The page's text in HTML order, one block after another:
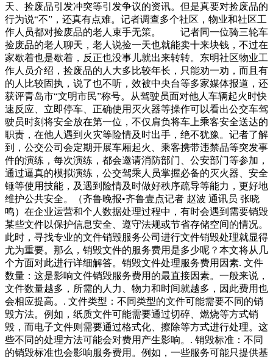
天、捡废品引发冲突等引发争议的资讯。但是真要对捡废品的
行为说“不”，还真有点难。记者调查多个社区，物业和社区工
作人员都对捡废品的老人束手无策。 记者同一位骑三轮车
捡废品的老人聊天，老人说捡一天也就能卖十来块钱，不过在
家歇着也是歇着，反正也没事儿就出来转转。东明社区物业工
作人员介绍，捡废品的人大多比较年长，只能劝一劝，而且有
的人比较固执，说了也不听，效被中央台等多家媒体报道，还
获评青岛市“文明市民”称号。从驾驶员面对他人车辆起火时快
速反应、立即停车、正确使用灭火器等操作可以看出公交车驾
驶员时刻将安全放在第一位，不仅肩负将车上乘客安全送达的
职责，在他人遇到火灾等险情及时出手，绝不犹豫。记者了解
到，公交公司会定期开展车厢起火、乘客携带违禁品等突发事
件的演练，每次演练，都会邀请消防部门、公安部门等参加，
通过逼真的模拟演练，公交驾乘人员掌握必备的灭火器、安全
锤等使用技能，及遇到险情及时做好秩序疏导等能力，更好地
维护公共安全。（齐鲁晚报•齐鲁壹点记者 赵波 通讯员 张晓
鸣）在企业运营和个人数据处理过程中，有时会遇到需要销毁
某些文件以保护信息安全、遵守法规或节省存储空间的情况。
此时，寻找专业的文件销毁服务公司进行文件销毁处理就显得
尤为重要。那么，销毁文件的服务费用是多少呢？本文将从几
个方面对此进行详细解答。销毁文件处理服务费用因素. 文件
数量：这是影响文件销毁服务费用的最直接因素。一般来说，
文件数量越多，所需的人力、物力和时间就越多，因此费用也
会相应提高。. 文件类型：不同类型的文件可能需要不同的销
毁方法。例如，纸质文件可能需要通过切碎、燃烧等方式销
毁，而电子文件则需要通过格式化、擦除等方式进行处理。这
些不同的处理方法可能会对费用产生影响。. 销毁标准：不同
的销毁标准也会影响服务费用。例如，一些服务可能只提供基